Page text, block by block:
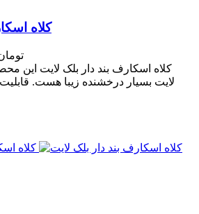
کلاه
850,000
کلاه اسکارف بند دار بلک لایت این
لایت بسیار درخشنده زیبا هست.